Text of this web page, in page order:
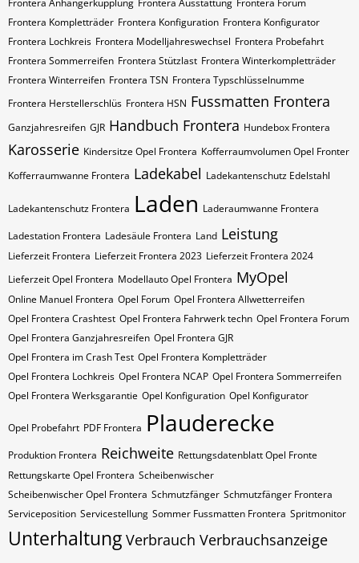
Frontera Anhängerkupplung Frontera Ausstattung Frontera Forum
Frontera Kompletträder Frontera Konfiguration Frontera Konfigurator
Frontera Lochkreis Frontera Modelljahreswechsel Frontera Probefahrt
Frontera Sommerreifen Frontera Stützlast Frontera Winterkompletträder
Frontera Winterreifen Frontera​​​​ TSN Frontera​​​​ Typschlüsselnumme
Frontera​​​​​ Herstellerschlüs Frontera​​​​​ HSN Fussmatten Frontera
Ganzjahresreifen GJR Handbuch Frontera Hundebox Frontera
Karosserie Kindersitze Opel Frontera Kofferraumvolumen Opel Fronter
Kofferraumwanne Frontera Ladekabel Ladekantenschutz Edelstahl
Ladekantenschutz Frontera Laden Laderaumwanne Frontera
Ladestation Frontera Ladesäule Frontera Land Leistung
Lieferzeit Frontera Lieferzeit Frontera 2023 Lieferzeit Frontera 2024
Lieferzeit Opel Frontera Modellauto Opel Frontera MyOpel
Online Manuel Frontera Opel Forum Opel Frontera Allwetterreifen
Opel Frontera Crashtest Opel Frontera Fahrwerk techn Opel Frontera Forum
Opel Frontera Ganzjahresreifen Opel Frontera GJR
Opel Frontera im Crash Test Opel Frontera Kompletträder
Opel Frontera Lochkreis Opel Frontera NCAP Opel Frontera Sommerreifen
Opel Frontera Werksgarantie Opel Konfiguration Opel Konfigurator
Opel Probefahrt PDF Frontera Plauderecke
Produktion Frontera Reichweite Rettungsdatenblatt Opel Fronte
Rettungskarte Opel Frontera Scheibenwischer
Scheibenwischer Opel​ Frontera Schmutzfänger Schmutzfänger Frontera
Serviceposition Servicestellung Sommer Fussmatten Frontera Spritmonitor
Unterhaltung Verbrauch Verbrauchsanzeige